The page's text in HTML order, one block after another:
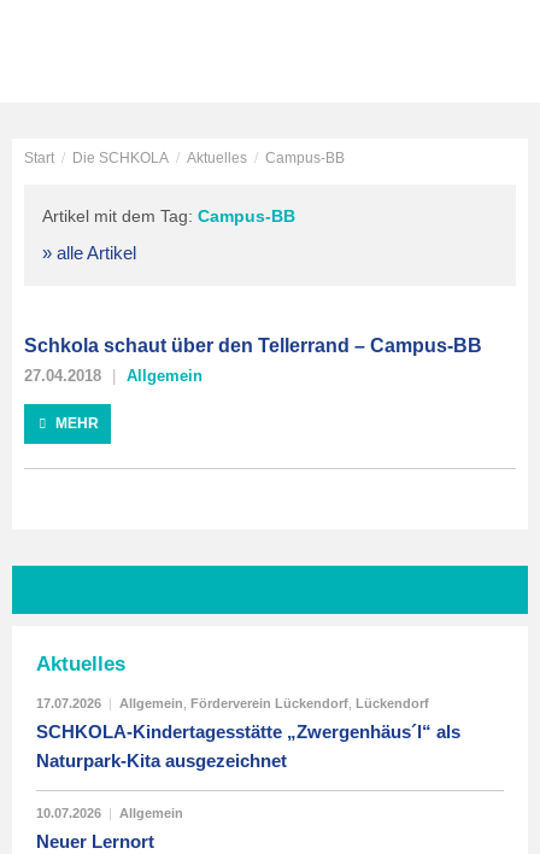
Start / Die SCHKOLA / Aktuelles / Campus-BB
Artikel mit dem Tag: Campus-BB
» alle Artikel
Schkola schaut über den Tellerrand – Campus-BB
27.04.2018 Allgemein
MEHR
Aktuelles
17.07.2026 | Allgemein Förderverein Lückendorf Lückendorf
SCHKOLA-Kindertagesstätte „Zwergenhäus´l“ als
Naturpark-Kita ausgezeichnet
10.07.2026 | Allgemein
Neuer Lernort